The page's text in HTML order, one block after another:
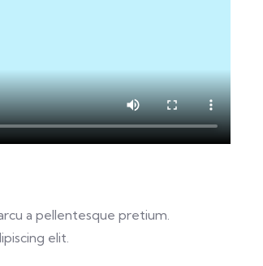
a pellentesque pretium.
elit.